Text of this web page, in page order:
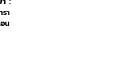
า
น